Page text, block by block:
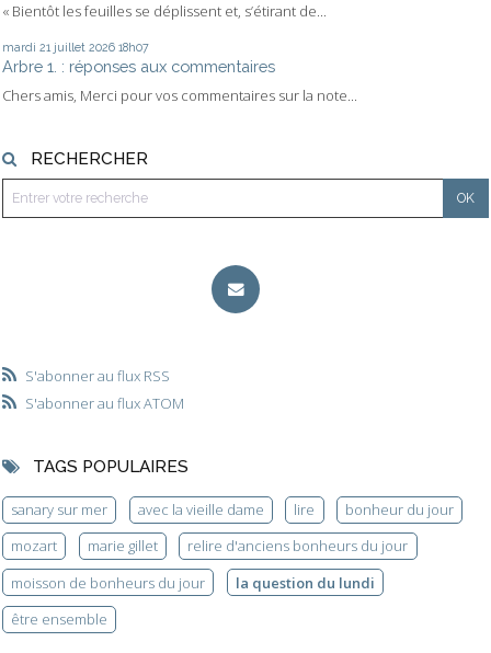
« Bientôt les feuilles se déplissent et, s’étirant de...
mardi 21 juillet 2026 18h07
Arbre 1. : réponses aux commentaires
Chers amis, Merci pour vos commentaires sur la note...
RECHERCHER
S'abonner au flux RSS
S'abonner au flux ATOM
TAGS POPULAIRES
sanary sur mer avec la vieille dame lire
bonheur du jour
mozart
marie gillet
relire d'anciens bonheurs du jour
moisson de bonheurs du jour
la question du lundi
être ensemble